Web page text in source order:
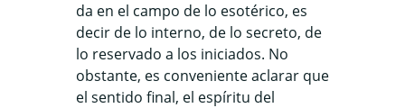
da en el campo de lo esotérico, es
decir de lo interno, de lo secreto, de
lo reservado a los iniciados. No
obstante, es conveniente aclarar que
el sentido final, el espíritu del